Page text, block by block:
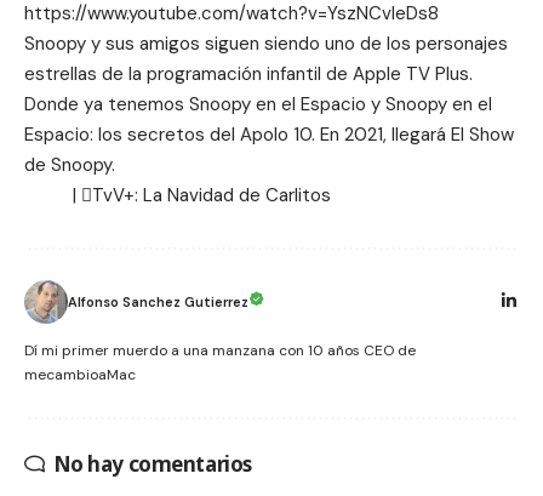
https://www.youtube.com/watch?v=YszNCvleDs8
Snoopy y sus amigos siguen siendo uno de los personajes
estrellas de la programación infantil de Apple TV Plus.
Donde ya tenemos Snoopy en el Espacio y Snoopy en el
Espacio: los secretos del Apolo 10. En 2021, llegará El Show
de Snoopy.
| TvV+: La Navidad de Carlitos
Alfonso Sanchez Gutierrez
Dí mi primer muerdo a una manzana con 10 años CEO de
mecambioaMac
No hay comentarios